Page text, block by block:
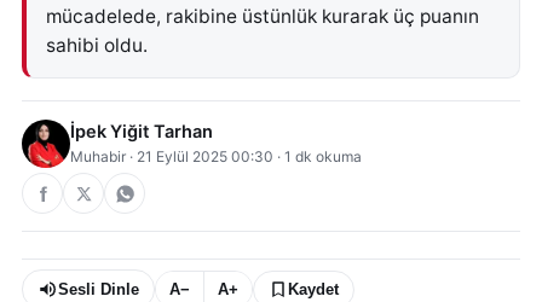
mücadelede, rakibine üstünlük kurarak üç puanın
sahibi oldu.
İpek Yiğit Tarhan
Muhabir · 21 Eylül 2025 00:30 · 1 dk okuma
Sesli Dinle A− A+ Kaydet